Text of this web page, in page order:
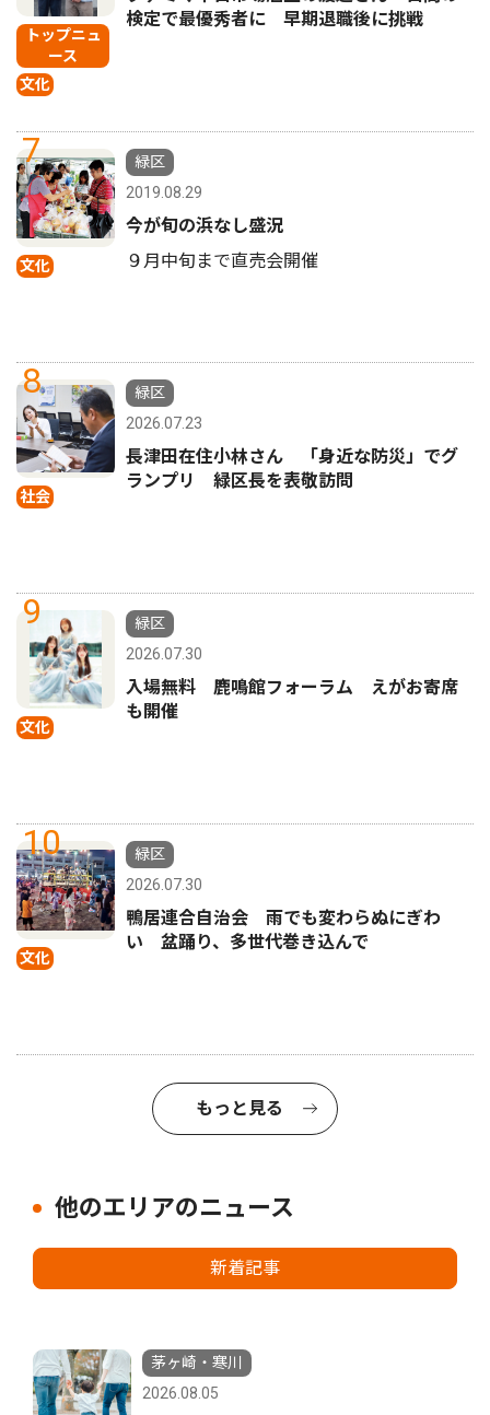
トップニュ
ース
文化
検定で最優秀者に 早期退職後に挑戦
7
文化
緑区
2019.08.29
今が旬の浜なし盛況
９月中旬まで直売会開催
8
社会
緑区
2026.07.23
長津田在住小林さん 「身近な防災」でグ
ランプリ 緑区長を表敬訪問
9
文化
緑区
2026.07.30
入場無料 鹿鳴館フォーラム えがお寄席
も開催
10
文化
緑区
2026.07.30
鴨居連合自治会 雨でも変わらぬにぎわ
い 盆踊り、多世代巻き込んで
もっと見る
他のエリアのニュース
新着記事
茅ヶ崎・寒川
2026.08.05